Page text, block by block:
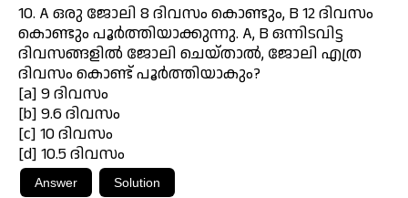
10. A ഒരു ജോലി 8 ദിവസം കൊണ്ടും, B 12 ദിവസം
കൊണ്ടും പൂർത്തിയാക്കുന്നു. A, B ഒന്നിടവിട്ട
ദിവസങ്ങളിൽ ജോലി ചെയ്താൽ, ജോലി എത്ര
ദിവസം കൊണ്ട് പൂർത്തിയാകും?
[a] 9 ദിവസം
[b] 9.6 ദിവസം
[c] 10 ദിവസം
[d] 10.5 ദിവസം